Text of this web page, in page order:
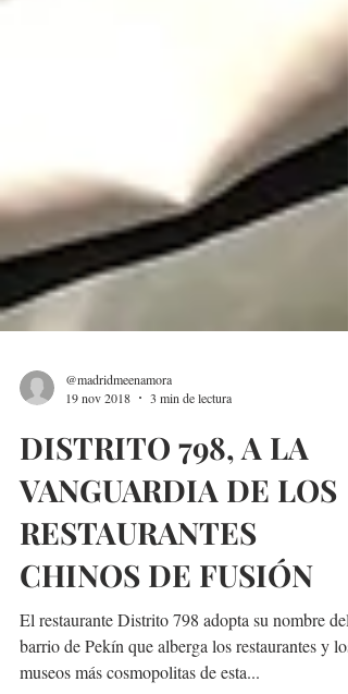
@madridmeenamora
19 nov 2018
3 min de lectura
DISTRITO 798, A LA
VANGUARDIA DE LOS
RESTAURANTES
CHINOS DE FUSIÓN